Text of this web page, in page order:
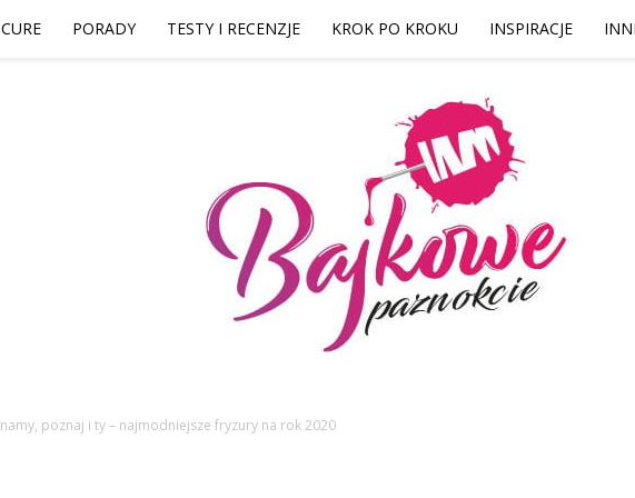
PORADY TESTY I RECENZJE KROK PO KROKU INSPIRACJE
poznaj i ty – najmodniejsze fryzury na rok 2020